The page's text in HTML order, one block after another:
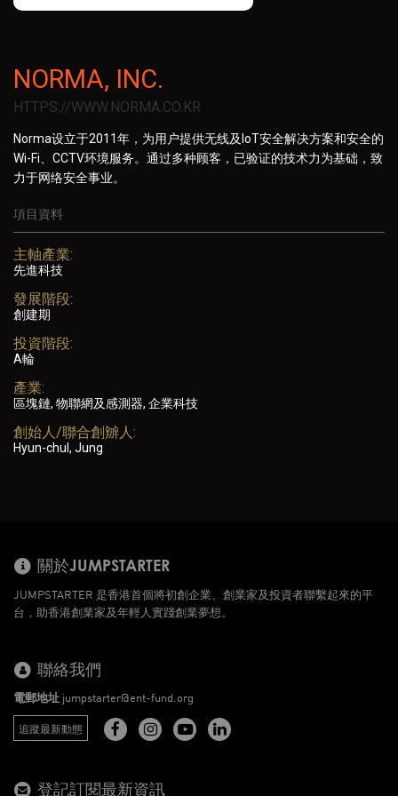
NORMA, INC.
HTTPS://WWW.NORMA.CO.KR
Norma设立于2011年，为用户提供无线及IoT安全解决方案和安全的
Wi-Fi、CCTV环境服务。通过多种顾客，已验证的技术力为基础，致
力于网络安全事业。
項目資料
主軸產業:
先進科技
發展階段:
創建期
投資階段:
A輪
產業:
區塊鏈, 物聯網及感測器, 企業科技
創始人/聯合創辧人:
Hyun-chul, Jung
關於JUMPSTARTER
JUMPSTARTER 是香港首個將初創企業、創業家及投資者聯繫起來的平
台，助香港創業家及年輕人實踐創業夢想。
聯絡我們
電郵地址 jumpstarter@ent-fund.org
追蹤最新動態
登記訂閱最新資訊